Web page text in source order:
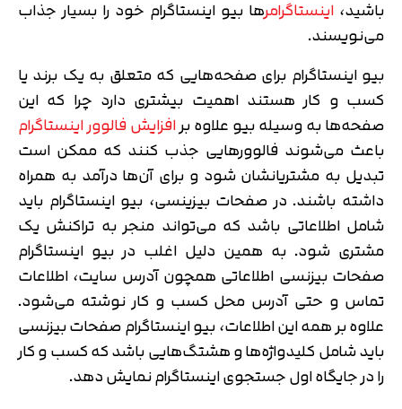
باشید، اینستاگرامرها بیو اینستاگرام خود را بسیار جذاب
می‌نویسند.
بیو اینستاگرام برای صفحه‌هایی که متعلق به یک برند یا
کسب و کار هستند اهمیت بیشتری دارد چرا که این
صفحه‌ها به وسیله بیو علاوه برافزایش فالوور اینستاگرام
باعث می‌شوند فالوورهایی جذب کنند که ممکن است
تبدیل به مشتریانشان شود و برای آن‌ها درآمد به همراه
داشته باشند. در صفحات بیزینسی، بیو اینستاگرام باید
شامل اطلاعاتی باشد که می‌تواند منجر به تراکنش یک
مشتری شود. به همین دلیل اغلب در بیو اینستاگرام
صفحات بیزنسی اطلاعاتی همچون آدرس سایت، اطلاعات
تماس و حتی آدرس محل کسب و کار نوشته می‌شود.
علاوه بر همه این اطلاعات، بیو اینستاگرام صفحات بیزنسی
باید شامل کلیدواژه‌ها و هشتگ‌هایی باشد که کسب و کار
را در جایگاه اول جستجوی اینستاگرام نمایش دهد.